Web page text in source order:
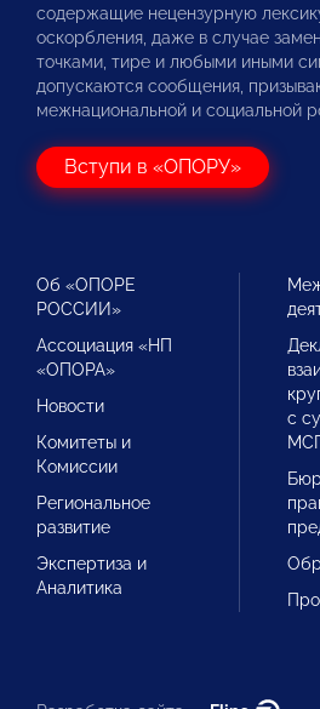
содержащие нецензурную
оскорбления, даже в случае
точками, тире и любыми иными
допускаются сообщения,
межнациональной и социальной
Вступи в «ОПОРУ»
Об «ОПОРЕ
РОССИИ»
Ассоциация «НП
«ОПОРА»
Новости
Комитеты и
Комиссии
Региональное
развитие
Экспертиза и
Аналитика
с